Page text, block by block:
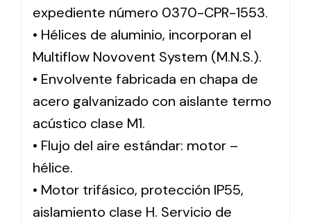
expediente número 0370-CPR-1553.
• Hélices de aluminio, incorporan el
Multiflow Novovent System (M.N.S.).
• Envolvente fabricada en chapa de
acero galvanizado con aislante termo
acústico clase M1.
• Flujo del aire estándar: motor –
hélice.
• Motor trifásico, protección IP55,
aislamiento clase H. Servicio de